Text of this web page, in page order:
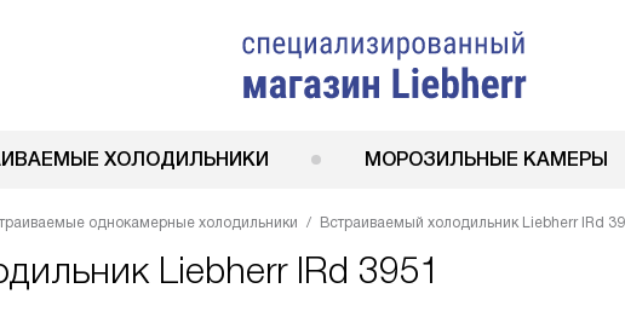
ХОЛОДИЛЬНИКИ МОРОЗИЛЬНЫЕ КАМЕРЫ
однокамерные холодильники Встраиваемый холодильник Liebherr IRd
Liebherr IRd 3951